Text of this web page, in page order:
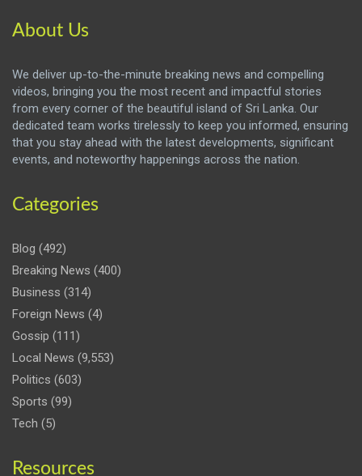
About Us
We deliver up-to-the-minute breaking news and compelling
videos, bringing you the most recent and impactful stories
from every corner of the beautiful island of Sri Lanka. Our
dedicated team works tirelessly to keep you informed, ensuring
that you stay ahead with the latest developments, significant
events, and noteworthy happenings across the nation.
Categories
Blog (492)
Breaking News (400)
Business (314)
Foreign News (4)
Gossip (111)
Local News (9,553)
Politics (603)
Sports (99)
Tech (5)
Resources